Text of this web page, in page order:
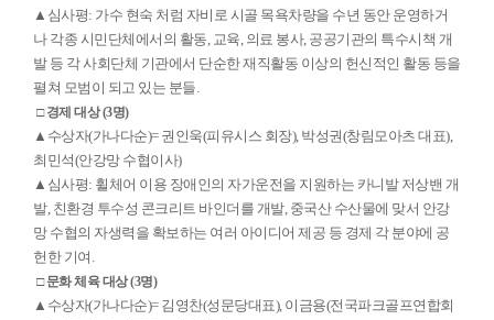
▲심사평: 가수 현숙 처럼 자비로 시골 목욕차량을 수년 동안 운영하거
나 각종 시민단체에서의 활동, 교육, 의료 봉사, 공공기관의 특수시책 개
발 등 각 사회단체 기관에서 단순한 재직활동 이상의 헌신적인 활동 등을
펼쳐 모범이 되고 있는 분들.
□ 경제 대상 (3명)
▲수상자(가나다순)= 권인욱(피유시스 회장), 박성권(창림모아츠 대표),
최민석(안강망 수협이사)
▲심사평: 휠체어 이용 장애인의 자가운전을 지원하는 카니발 저상밴 개
발, 친환경 투수성 콘크리트 바인더를 개발, 중국산 수산물에 맞서 안강
망 수협의 자생력을 확보하는 여러 아이디어 제공 등 경제 각 분야에 공
헌한 기여.
□ 문화 체육 대상 (3명)
▲수상자(가나다순)= 김영찬(성문당대표), 이금용(전국파크골프연합회